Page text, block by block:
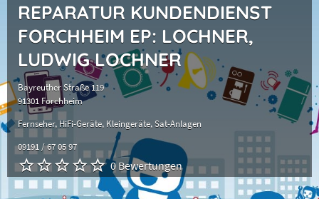
REPARATUR KUNDENDIENST
FORCHHEIM EP: LOCHNER,
LUDWIG LOCHNER
Bayreuther Straße 119
91301 Forchheim
Fernseher HiFi-Geräte Kleingeräte Sat-Anlagen
09191 / 67 05 97
0 Bewertungen